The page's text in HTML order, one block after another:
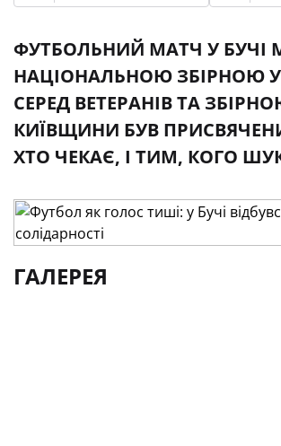
ФУТБОЛЬНИЙ МАТЧ У БУЧІ
НАЦІОНАЛЬНОЮ ЗБІРНОЮ
СЕРЕД ВЕТЕРАНІВ ТА
КИЇВЩИНИ БУВ
ХТО ЧЕКАЄ, І ТИМ, КОГО
ГАЛЕРЕЯ